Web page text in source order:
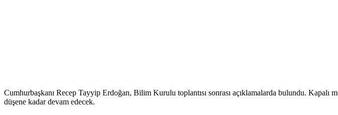
Cumhurbaşkanı Recep Tayyip Erdoğan, Bilim Kurulu toplantısı sonrası açıklamalarda bulundu.
düşene kadar devam edecek.